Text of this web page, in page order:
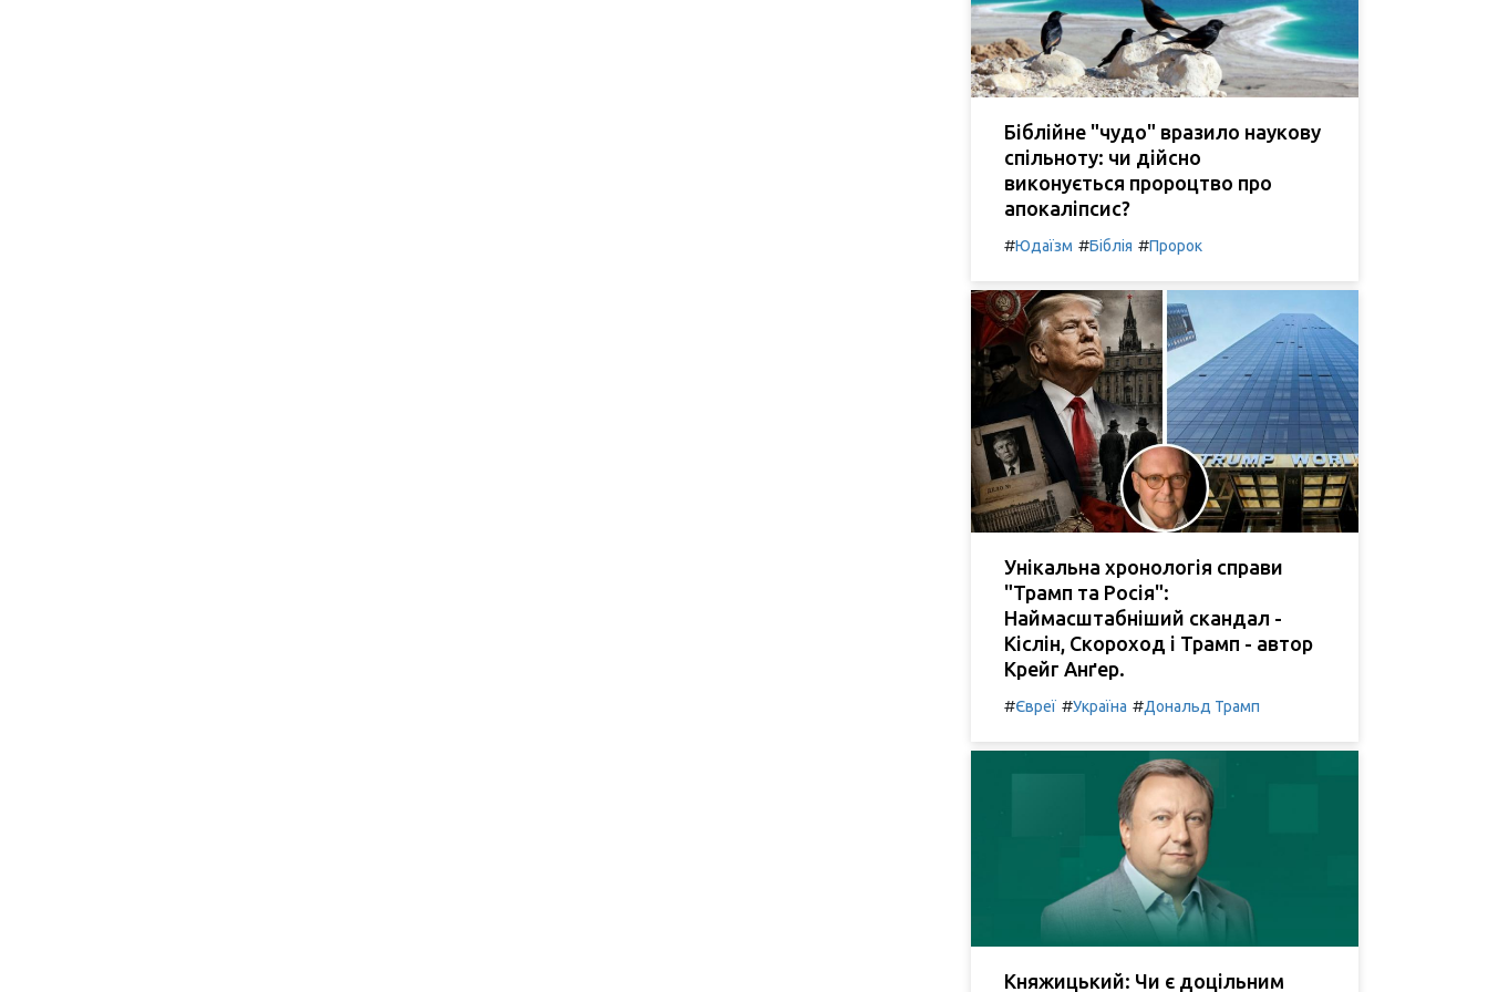
Біблійне "чудо" вразило наукову
спільноту: чи дійсно
виконується пророцтво про
апокаліпсис?
#Юдаїзм #Біблія #Пророк
Унікальна хронологія справи
"Трамп та Росія":
Наймасштабніший скандал -
Кіслін, Скороход і Трамп - автор
Крейг Анґер.
#Євреї #Україна #Дональд Трамп
Княжицький: Чи є доцільним